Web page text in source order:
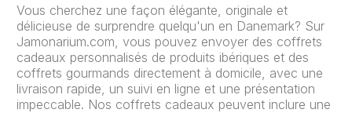
Vous cherchez une façon élégante, originale et
délicieuse de surprendre quelqu'un en Danemark? Sur
Jamonarium.com, vous pouvez envoyer des coffrets
cadeaux personnalisés de produits ibériques et des
coffrets gourmands directement à domicile, avec une
livraison rapide, un suivi en ligne et une présentation
impeccable. Nos coffrets cadeaux peuvent inclure une